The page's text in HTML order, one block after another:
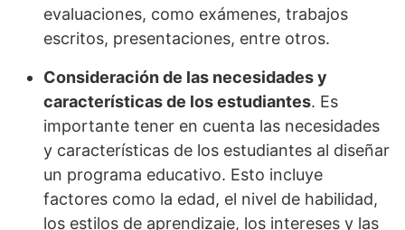
evaluaciones, como exámenes, trabajos
escritos, presentaciones, entre otros.
Consideración de las necesidades y
características de los estudiantes. Es
importante tener en cuenta las necesidades
y características de los estudiantes al diseñar
un programa educativo. Esto incluye
factores como la edad, el nivel de habilidad,
los estilos de aprendizaje, los intereses y las